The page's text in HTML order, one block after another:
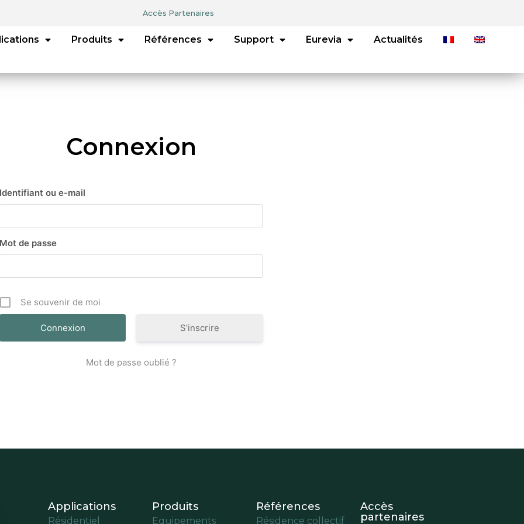
Accès Partenaires
Produits Références Support Eurevia Actualités
Connexion
Identifiant ou e-mail
Mot de passe
Se souvenir de moi
S’inscrire
Mot de passe oublié ?
Applications
Résidentiel
Produits
Equipements
Références
Résidence collectif
Accès
partenaires